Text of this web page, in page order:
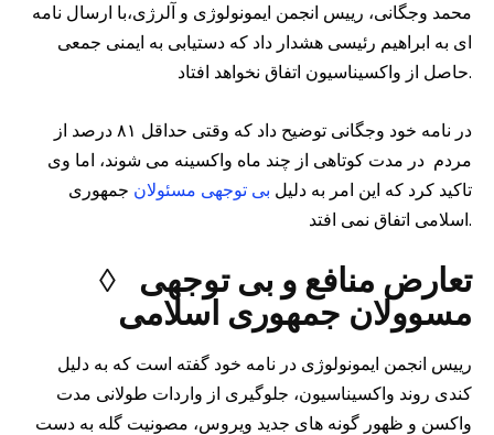
محمد وجگانی، رییس انجمن ایمونولوژی و آلرژی،با ارسال نامه
ای به ابراهیم رئیسی هشدار داد که دستیابی به ایمنی جمعی
حاصل از واکسیناسیون اتفاق نخواهد افتاد.
در نامه خود وجگانی توضیح داد که وقتی حداقل ۸۱ درصد از
مردم در مدت کوتاهی از چند ماه واکسینه می شوند، اما وی
تاکید کرد که این امر به دلیل بی توجهی مسئولان جمهوری
اسلامی اتفاق نمی افتد.
◊ تعارض منافع و بی‌ توجهی
مسوولان جمهوری اسلامی
رییس انجمن ایمونولوژی در نامه خود گفته است که به دلیل
کندی روند واکسیناسیون، جلوگیری از واردات طولانی مدت
واکسن و ظهور گونه های جدید ویروس، مصونیت گله به دست